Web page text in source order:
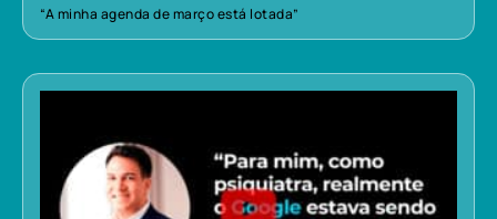
“A minha agenda de março está lotada”